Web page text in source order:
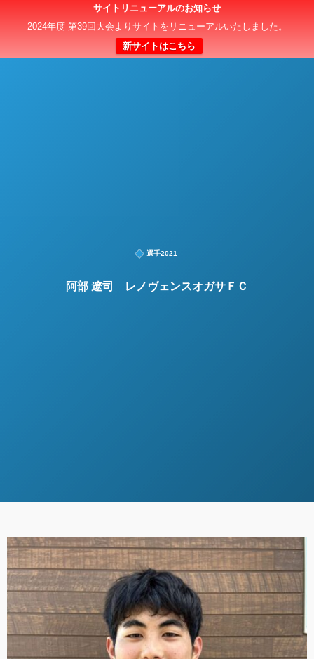
サイトリニューアルのお知らせ
2024年度 第39回大会よりサイトをリニューアルいたしました。
新サイトはこちら
日本クラブユースサッカー選手権（U-15）大会
選手2021
阿部 遼司 レノヴェンスオガサＦＣ